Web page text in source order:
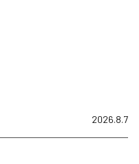
2026.8.7